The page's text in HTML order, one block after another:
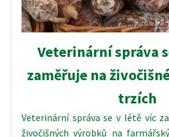
19.07.2023 |
Veterinární správa
zaměřuje na
trzích
Veterinární správa se v létě víc
živočišných výrobků na